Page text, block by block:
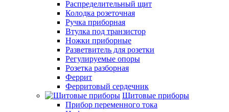
Распределительный щит
Колодка розеточная
Ручка приборная
Втулка под транзистор
Ножки приборные
Разветвитель для розетки
Регулируемые опоры
Розетка разборная
Феррит
Ферритовый сердечник
Щитовые приборы
Прибор переменного тока